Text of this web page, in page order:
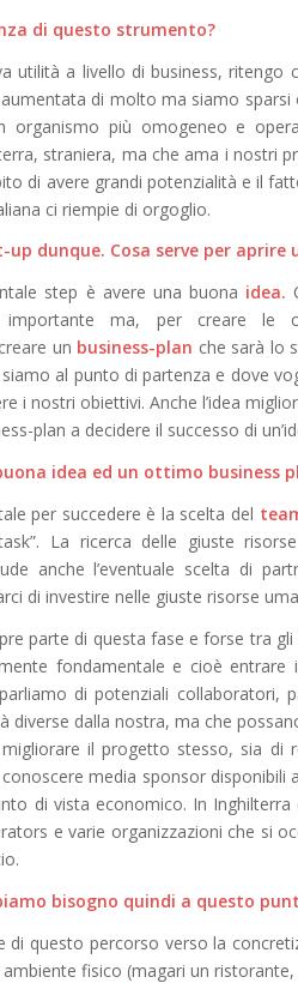
di questo strumento?
utilità a livello di business, ritengo
di molto ma siamo
organismo più omogeneo e
straniera, ma che ama i nostri
di avere grandi potenzialità e il
ci riempie di orgoglio.
dunque. Cosa serve per aprire
step è avere una buona idea.
importante ma, per creare le
un business-plan che sarà lo
al punto di partenza e dove
i nostri obiettivi. Anche l’idea
plan a decidere il successo di
idea ed un ottimo business
per succedere è la scelta del
”. La ricerca delle giuste
anche l’eventuale scelta di
di investire nelle giuste risorse
parte di questa fase e forse tra
fondamentale e cioè
di potenziali collaboratori,
diverse dalla nostra, ma che
il progetto stesso, sia di
media sponsor
di vista economico. In
e varie organizzazioni che si
bisogno quindi a questo
di questo percorso verso la
fisico (magari un